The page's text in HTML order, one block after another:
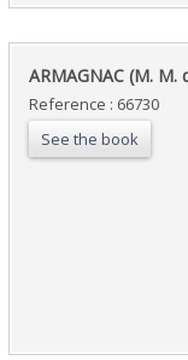
‎ARMAGNAC (M. M.
Reference : 66730
See the book